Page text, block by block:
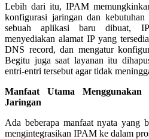
Lebih dari itu, IPAM
konfigurasi jaringan dan
sebuah aplikasi baru dibuat,
menyediakan alamat IP yang
DNS record, dan mengatur
Begitu juga saat layanan itu
entri-entri tersebut agar tidak
Manfaat Utama
Jaringan
Ada beberapa manfaat nyata yang
mengintegrasikan IPAM ke dalam